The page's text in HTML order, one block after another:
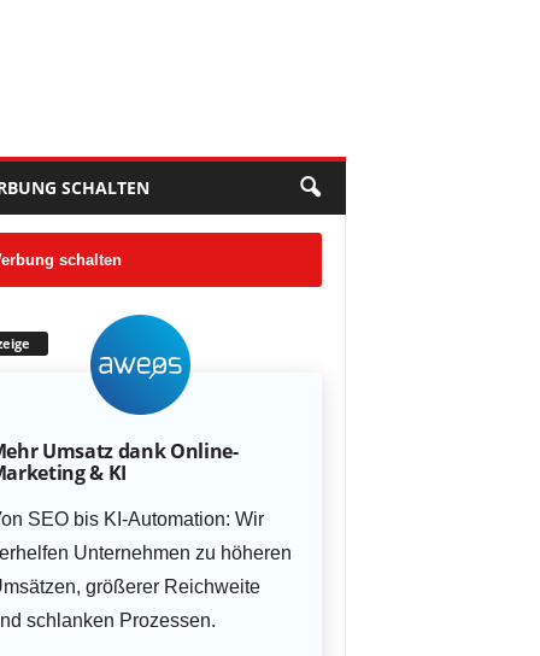
SCHALTEN
schalten
Umsatz dank Online-
& KI
SEO bis KI-Automation: Wir
Unternehmen zu höheren
größerer Reichweite
schlanken Prozessen.